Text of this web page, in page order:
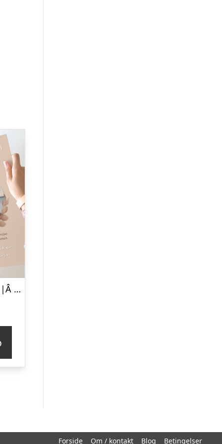
Gavekort plakat |Â Personliggjort |Â Beige
Forside Om / kontakt Blog Betingelser